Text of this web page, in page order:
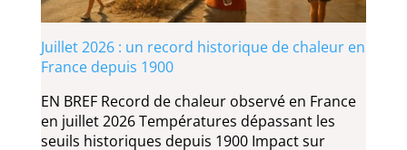
Juillet 2026 : un record historique de chaleur en
France depuis 1900
EN BREF Record de chaleur observé en France
en juillet 2026 Températures dépassant les
seuils historiques depuis 1900 Impact sur